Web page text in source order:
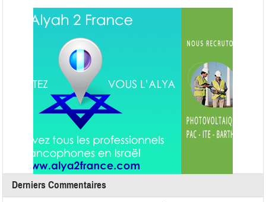
Derniers Commentaires